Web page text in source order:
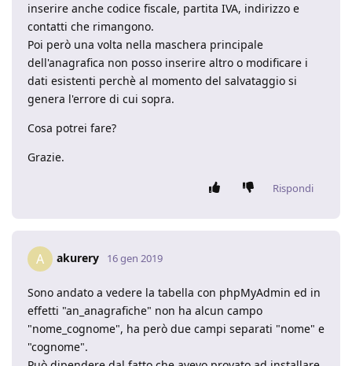
inserire anche codice fiscale, partita IVA, indirizzo e
contatti che rimangono.
Poi però una volta nella maschera principale
dell'anagrafica non posso inserire altro o modificare i
dati esistenti perchè al momento del salvataggio si
genera l'errore di cui sopra.
Cosa potrei fare?
Grazie.
Rispondi
A akurery 16 gen 2019
Sono andato a vedere la tabella con phpMyAdmin ed in
effetti "an_anagrafiche" non ha alcun campo
"nome_cognome", ha però due campi separati "nome" e
"cognome".